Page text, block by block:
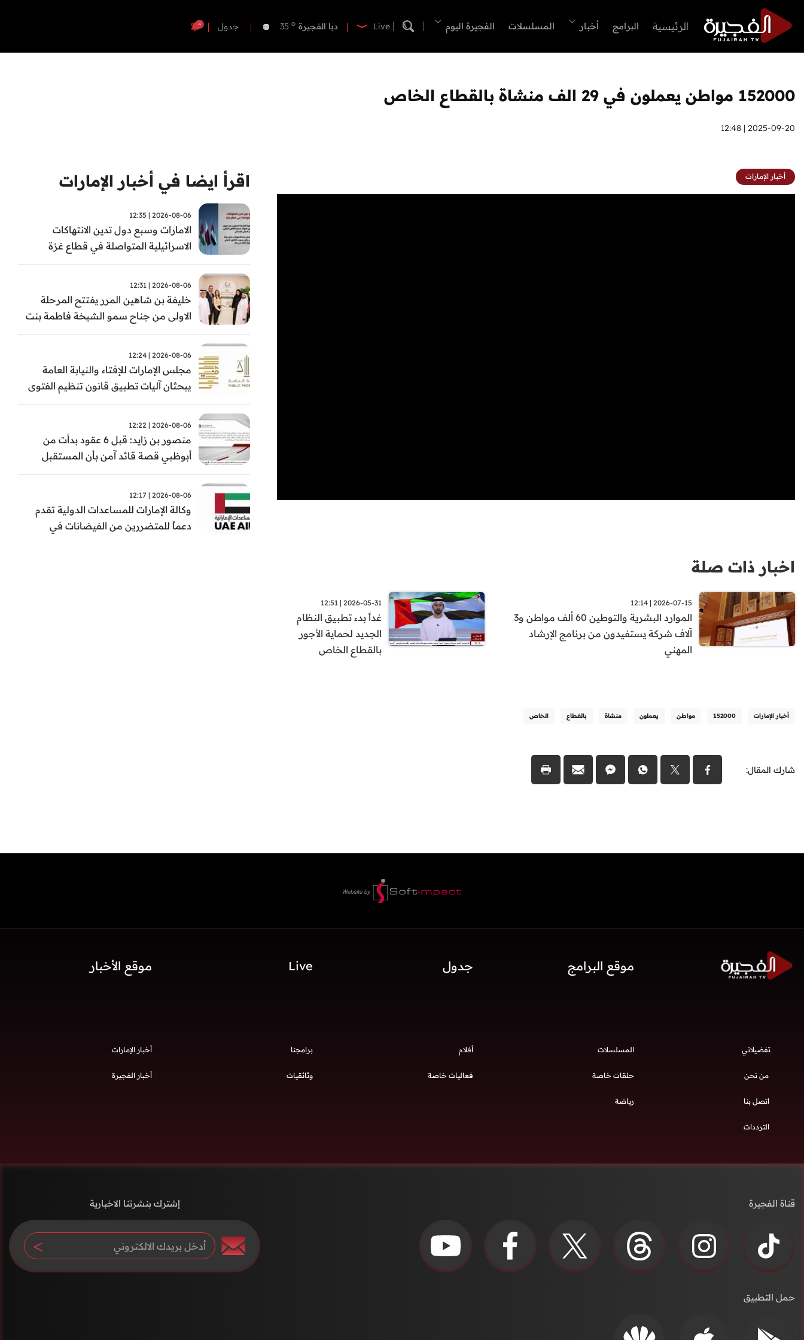
الرئيسية البرامج أخبار المسلسلات الفجيرة اليوم Live دبا الفجيرة 35 o جدول 4
152000 مواطن يعملون في 29 الف منشاة بالقطاع الخاص
2025-09-20 | 12:48
أخبار الإمارات
اخبار ذات صلة
2026-07-15 | 12:14
الموارد البشرية والتوطين 60 ألف مواطن و3
آلاف شركة يستفيدون من برنامج الإرشاد
المهني
2026-05-31 | 12:51
غداً بدء تطبيق النظام
الجديد لحماية الأجور
بالقطاع الخاص
أخبار الإمارات 152000 مواطن يعملون منشاة بالقطاع الخاص
شارك المقال:
اقرأ ايضا في أخبار الإمارات
2026-08-06 | 12:35
الامارات وسبع دول تدين الانتهاكات
الاسرائيلية المتواصلة في قطاع غزة
2026-08-06 | 12:31
خليفة بن شاهين المرر يفتتح المرحلة
الاولى من جناح سمو الشيخة فاطمة بنت
مبارك للجراحة النسائية والتوليد في
2026-08-06 | 12:24
مجلس الإمارات للإفتاء والنيابة العامة
يبحثان آليات تطبيق قانون تنظيم الفتوى
وضبط المخالفات
2026-08-06 | 12:22
منصور بن زايد: قبل 6 عقود بدأت من
أبوظبي قصة قائد آمن بأن المستقبل
يُصنع بالإرادة والعمل
2026-08-06 | 12:17
وكالة الإمارات للمساعدات الدولية تقدم
دعماً للمتضررين من الفيضانات في
موقع البرامج جدول Live موقع الأخبار
تفضيلاتي
من نحن
اتصل بنا
الترددات
المسلسلات أفلام برامجنا
حلقات خاصة فعاليات خاصة وثائقيات
رياضة
أخبار الإمارات
أخبار الفجيرة
قناة الفجيرة
حمل التطبيق
إشترك بنشرتنا الاخبارية